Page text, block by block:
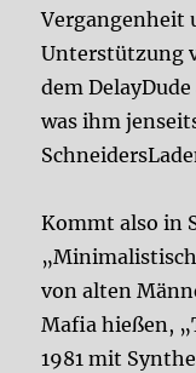
Unterstützung
dem
was ihm
Kommt also in
von alten
Mafia hießen,
1981 mit